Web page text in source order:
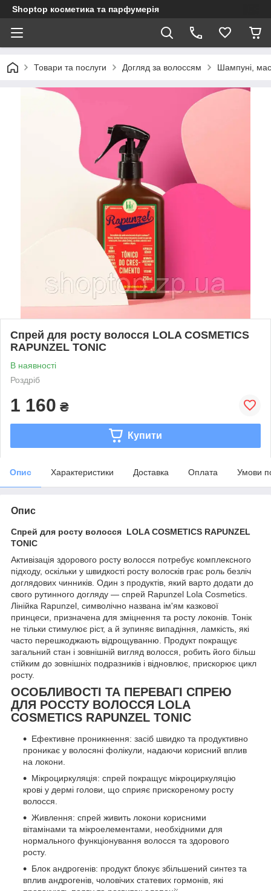
Shoptop косметика та парфумерія
Товари та послуги Догляд за волоссям Шампуні,
Спрей для росту волосся LOLA COSMETICS
RAPUNZEL TONIC
В наявності
Роздріб
1 160 ₴
Купити
Опис Характеристики Доставка Оплата Умови
Опис
Спрей для росту волосся LOLA COSMETICS RAPUNZEL
TONIC
Активізація здорового росту волосся потребує комплексного
підходу, оскільки у швидкості росту волосків грає роль безліч
доглядових чинників. Один з продуктів, який варто додати до
свого рутинного догляду — спрей Rapunzel Lola Cosmetics.
Лінійка Rapunzel, символічно названа ім'ям казкової
принцеси, призначена для зміцнення та росту локонів. Тонік
не тільки стимулює ріст, а й зупиняє випадіння, ламкість, які
часто перешкоджають відрощуванню. Продукт покращує
загальний стан і зовнішній вигляд волосся, робить його більш
стійким до зовнішніх подразників і відновлює, прискорює цикл
росту.
ОСОБЛИВОСТІ ТА ПЕРЕВАГІ СПРЕЮ
ДЛЯ РОССТУ ВОЛОССЯ LOLA
COSMETICS RAPUNZEL TONIC
Ефективне проникнення: засіб швидко та продуктивно
проникає у волосяні фолікули, надаючи корисний вплив
на локони.
Мікроциркуляція: спрей покращує мікроциркуляцію
крові у дермі голови, що сприяє прискореному росту
волосся.
Живлення: спрей живить локони корисними
вітамінами та мікроелементами, необхідними для
нормального функціонування волосся та здорового
росту.
Блок андрогенів: продукт блокує збільшений синтез та
вплив андрогенів, чоловічих статевих гормонів, які